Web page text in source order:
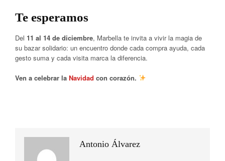
Te esperamos
Del 11 al 14 de diciembre, Marbella te invita a vivir la magia de
su bazar solidario: un encuentro donde cada compra ayuda, cada
gesto suma y cada visita marca la diferencia.
Ven a celebrar la Navidad con corazón.
Antonio Álvarez